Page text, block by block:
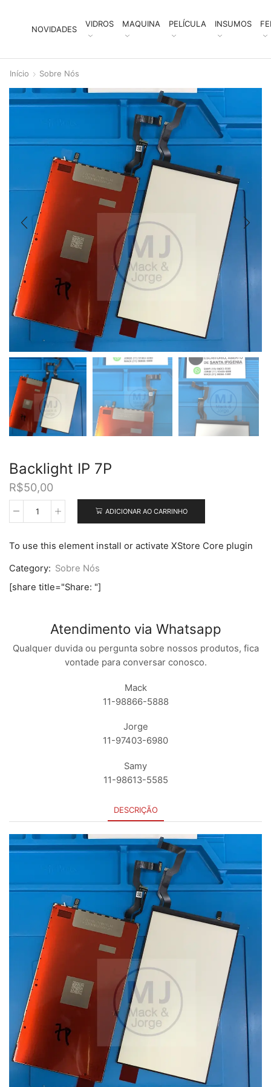
NOVIDADES
VIDROS MAQUINA PELÍCULA INSUMOS
Início Sobre Nós
Backlight IP 7P
R$50,00
Backlight
quantidade
ADICIONAR AO CARRINHO
To use this element install or activate XStore Core plugin
Category: Sobre Nós
[share title="Share: "]
Atendimento via Whatsapp
Qualquer duvida ou pergunta sobre nossos produtos, fica
vontade para conversar conosco.
Mack
11-98866-5888
Jorge
11-97403-6980
Samy
11-98613-5585
DESCRIÇÃO